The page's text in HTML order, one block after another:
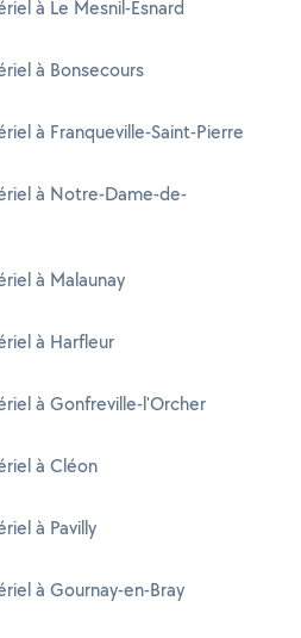
à Le Mesnil-Esnard
à Bonsecours
à Franqueville-Saint-Pierre
à Notre-Dame-de-
à Malaunay
à Harfleur
à Gonfreville-l'Orcher
à Cléon
à Pavilly
à Gournay-en-Bray